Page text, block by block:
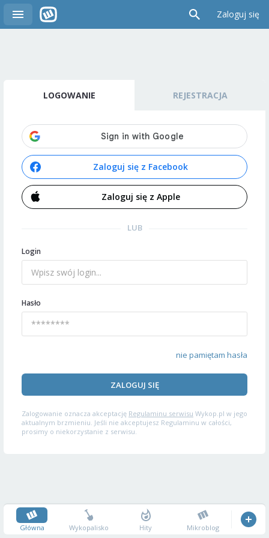
Zaloguj się
LOGOWANIE REJESTRACJA
Zaloguj się z Facebook
Zaloguj się z Apple
LUB
Login
Hasło
nie pamiętam hasła
ZALOGUJ SIĘ
Zalogowanie oznacza akceptację Regulaminu serwisu Wykop.pl w jego
aktualnym brzmieniu. Jeśli nie akceptujesz Regulaminu w całości,
prosimy o niekorzystanie z serwisu.
Główna Wykopalisko Hity Mikroblog